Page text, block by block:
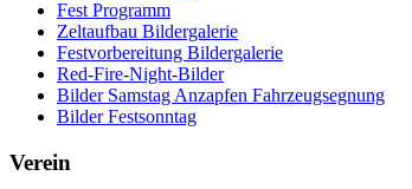
Fest Programm
Zeltaufbau Bildergalerie
Festvorbereitung Bildergalerie
Red-Fire-Night-Bilder
Bilder Samstag Anzapfen Fahrzeugsegnung
Bilder Festsonntag
Verein